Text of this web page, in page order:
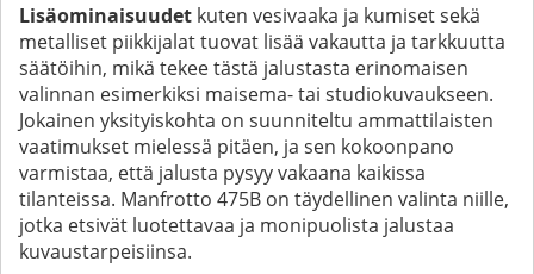
Lisäominaisuudet kuten vesivaaka ja kumiset sekä
metalliset piikkijalat tuovat lisää vakautta ja tarkkuutta
säätöihin, mikä tekee tästä jalustasta erinomaisen
valinnan esimerkiksi maisema- tai studiokuvaukseen.
Jokainen yksityiskohta on suunniteltu ammattilaisten
vaatimukset mielessä pitäen, ja sen kokoonpano
varmistaa, että jalusta pysyy vakaana kaikissa
tilanteissa. Manfrotto 475B on täydellinen valinta niille,
jotka etsivät luotettavaa ja monipuolista jalustaa
kuvaustarpeisiinsa.